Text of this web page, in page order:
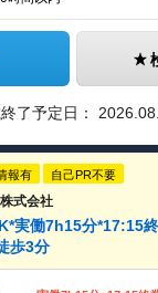
了予定日：
報有 自己PR不要
式会社
実働7h15分*17:15
歩3分